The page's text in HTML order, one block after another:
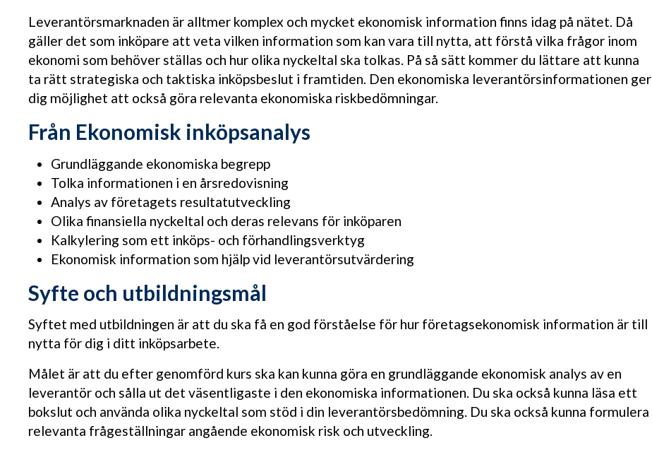
Leverantörsmarknaden är alltmer komplex och mycket ekonomisk information finns idag på nätet. Då
gäller det som inköpare att veta vilken information som kan vara till nytta, att förstå vilka frågor inom
ekonomi som behöver ställas och hur olika nyckeltal ska tolkas. På så sätt kommer du lättare att kunna
ta rätt strategiska och taktiska inköpsbeslut i framtiden. Den ekonomiska leverantörsinformationen ger
dig möjlighet att också göra relevanta ekonomiska riskbedömningar.
Från Ekonomisk inköpsanalys
Grundläggande ekonomiska begrepp
Tolka informationen i en årsredovisning
Analys av företagets resultatutveckling
Olika finansiella nyckeltal och deras relevans för inköparen
Kalkylering som ett inköps- och förhandlingsverktyg
Ekonomisk information som hjälp vid leverantörsutvärdering
Syfte och utbildningsmål
Syftet med utbildningen är att du ska få en god förståelse för hur företagsekonomisk information är till
nytta för dig i ditt inköpsarbete.
Målet är att du efter genomförd kurs ska kan kunna göra en grundläggande ekonomisk analys av en
leverantör och sålla ut det väsentligaste i den ekonomiska informationen. Du ska också kunna läsa ett
bokslut och använda olika nyckeltal som stöd i din leverantörsbedömning. Du ska också kunna formulera
relevanta frågeställningar angående ekonomisk risk och utveckling.